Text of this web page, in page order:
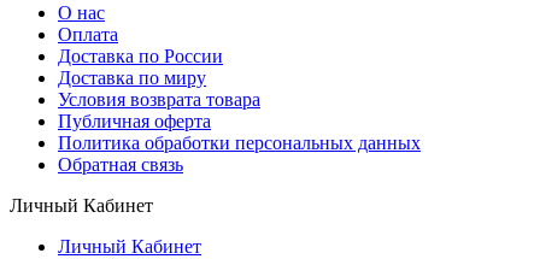
О нас
Оплата
Доставка по России
Доставка по миру
Условия возврата товара
Публичная оферта
Политика обработки персональных данных
Обратная связь
Личный Кабинет
Личный Кабинет